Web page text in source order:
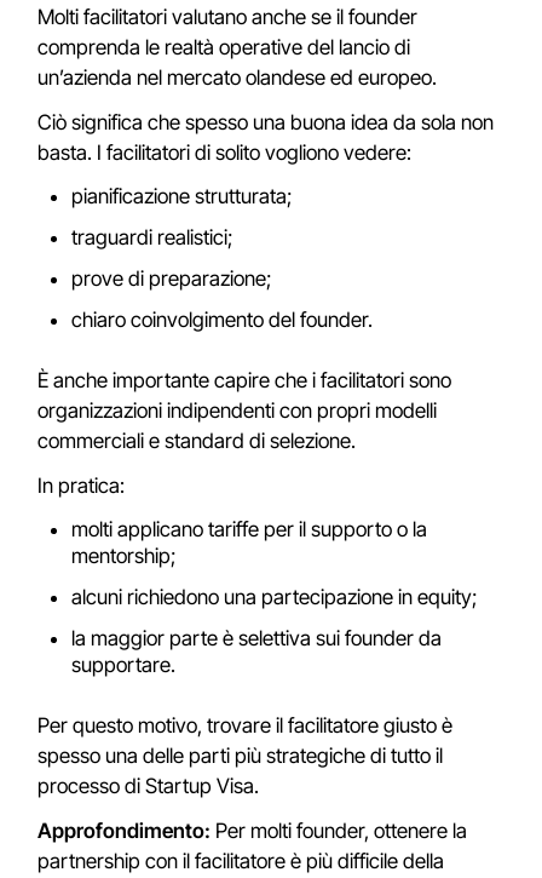
Molti facilitatori valutano anche se il founder
comprenda le realtà operative del lancio di
un’azienda nel mercato olandese ed europeo.
Ciò significa che spesso una buona idea da sola non
basta. I facilitatori di solito vogliono vedere:
pianificazione strutturata;
traguardi realistici;
prove di preparazione;
chiaro coinvolgimento del founder.
È anche importante capire che i facilitatori sono
organizzazioni indipendenti con propri modelli
commerciali e standard di selezione.
In pratica:
molti applicano tariffe per il supporto o la
mentorship;
alcuni richiedono una partecipazione in equity;
la maggior parte è selettiva sui founder da
supportare.
Per questo motivo, trovare il facilitatore giusto è
spesso una delle parti più strategiche di tutto il
processo di Startup Visa.
Approfondimento: Per molti founder, ottenere la
partnership con il facilitatore è più difficile della